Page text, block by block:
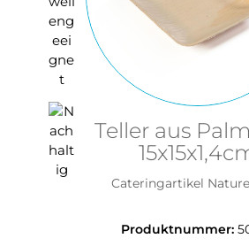
Teller aus
Cateringartikel
Produktnummer: